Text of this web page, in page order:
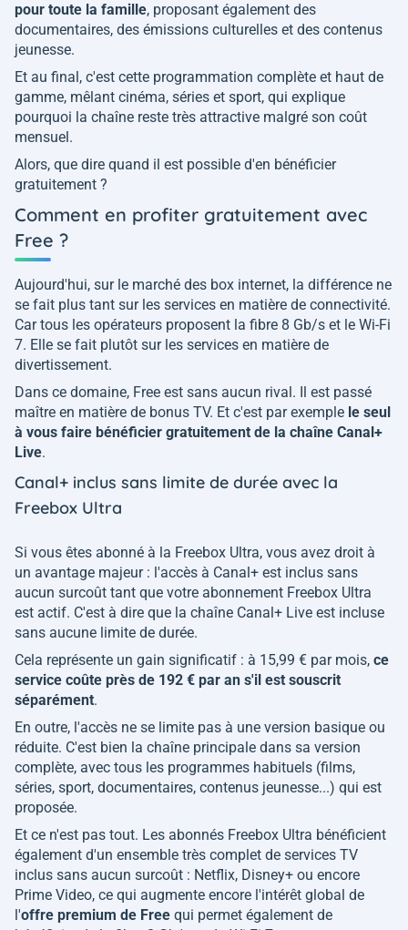
pour toute la famille, proposant également des
documentaires, des émissions culturelles et des contenus
jeunesse.
Et au final, c'est cette programmation complète et haut de
gamme, mêlant cinéma, séries et sport, qui explique
pourquoi la chaîne reste très attractive malgré son coût
mensuel.
Alors, que dire quand il est possible d'en bénéficier
gratuitement ?
Comment en profiter gratuitement avec
Free ?
Aujourd'hui, sur le marché des box internet, la différence ne
se fait plus tant sur les services en matière de connectivité.
Car tous les opérateurs proposent la fibre 8 Gb/s et le Wi-Fi
7. Elle se fait plutôt sur les services en matière de
divertissement.
Dans ce domaine, Free est sans aucun rival. Il est passé
maître en matière de bonus TV. Et c'est par exemple le seul
à vous faire bénéficier gratuitement de la chaîne Canal+
Live.
Canal+ inclus sans limite de durée avec la
Freebox Ultra
Si vous êtes abonné à la Freebox Ultra, vous avez droit à
un avantage majeur : l'accès à Canal+ est inclus sans
aucun surcoût tant que votre abonnement Freebox Ultra
est actif. C'est à dire que la chaîne Canal+ Live est incluse
sans aucune limite de durée.
Cela représente un gain significatif : à 15,99 € par mois, ce
service coûte près de 192 € par an s'il est souscrit
séparément.
En outre, l'accès ne se limite pas à une version basique ou
réduite. C'est bien la chaîne principale dans sa version
complète, avec tous les programmes habituels (films,
séries, sport, documentaires, contenus jeunesse...) qui est
proposée.
Et ce n'est pas tout. Les abonnés Freebox Ultra bénéficient
également d'un ensemble très complet de services TV
inclus sans aucun surcoût : Netflix, Disney+ ou encore
Prime Video, ce qui augmente encore l'intérêt global de
l'offre premium de Free qui permet également de